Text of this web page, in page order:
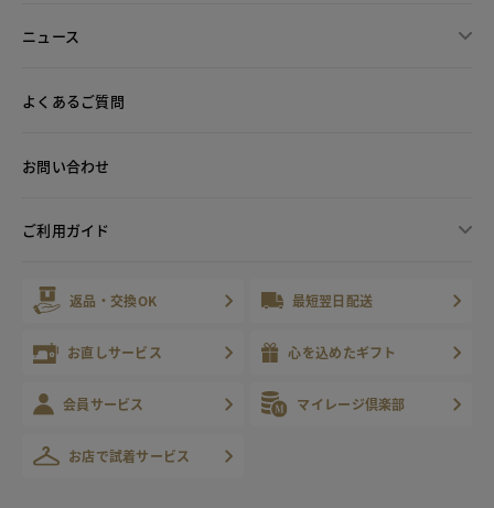
ニュース
よくあるご質問
お問い合わせ
ご利用ガイド
返品・交換OK 最短翌日配送
お直しサービス 心を込めたギフト
会員サービス マイレージ倶楽部
お店で試着サービス